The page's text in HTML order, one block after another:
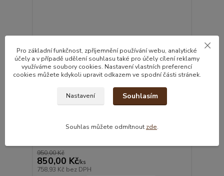
950,00 Kč
850,00 Kč/ks
758,93 Kč bez DPH
Pro základní funkčnost, zpříjemnění používání webu, analytické
účely a v případě udělení souhlasu také pro účely cílení reklamy
využíváme soubory cookies. Nastavení vlastních preferencí
cookies můžete kdykoli upravit odkazem ve spodní části stránek.
Nastavení Souhlasím
Souhlas můžete odmítnout zde.